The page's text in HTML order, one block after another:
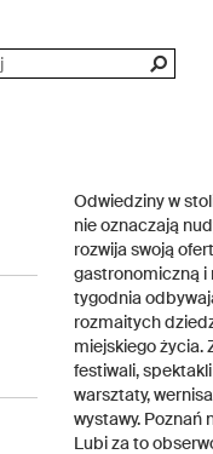
Odwiedziny w
nie oznaczają
rozwija swoją
gastronomiczną i
tygodnia
rozmaitych
miejskiego życia.
festiwali,
warsztaty,
wystawy. Poznań
Lubi za to